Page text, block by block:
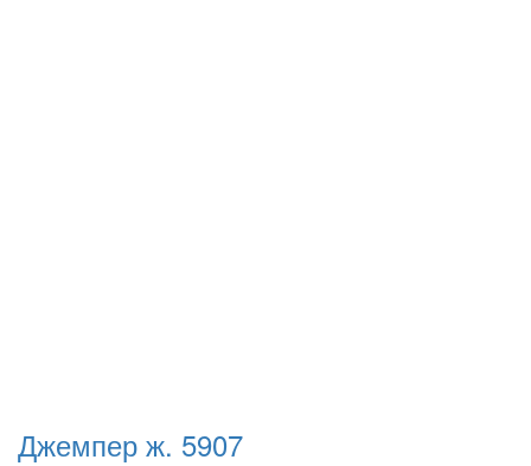
Джемпер ж. 5907